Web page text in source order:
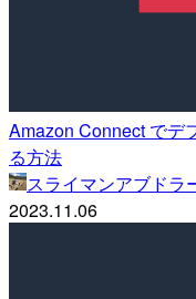
Amazon Connect でデ
る方法
スライマンアブドラ
2023.11.06